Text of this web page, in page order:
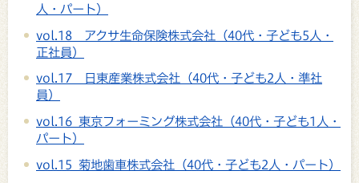
人・パート）
vol.18 アクサ生命保険株式会社（40代・子ども5人・
正社員）
vol.17 日東産業株式会社（40代・子ども2人・準社
員）
vol.16 東京フォーミング株式会社（40代・子ども1人・
パート）
vol.15 菊地歯車株式会社（40代・子ども2人・パート）